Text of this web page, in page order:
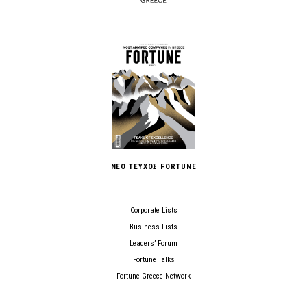
ΝΕΟ ΤΕΥΧΟΣ FORTUNE
Corporate Lists
Business Lists
Leaders’ Forum
Fortune Talks
Fortune Greece Network